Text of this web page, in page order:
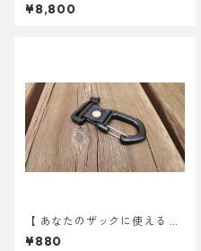
¥8,800
【 あなたのザックに使える 】
キャッチ7
¥880